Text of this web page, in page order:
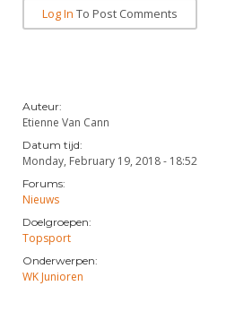
Log In To Post Comments
Auteur:
Etienne Van Cann
Datum tijd:
Monday, February 19, 2018 - 18:52
Forums:
Nieuws
Doelgroepen:
Topsport
Onderwerpen:
WK Junioren